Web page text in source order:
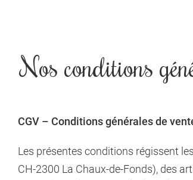
Nos conditions
CGV – Conditions générales de
Les présentes conditions régissent
CH-2300 La Chaux-de-Fonds), des